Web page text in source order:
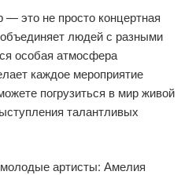
это не просто концертная
людей с разными
особая атмосфера
каждое мероприятие
погрузиться в мир живой
талантливых
артисты: Амелия